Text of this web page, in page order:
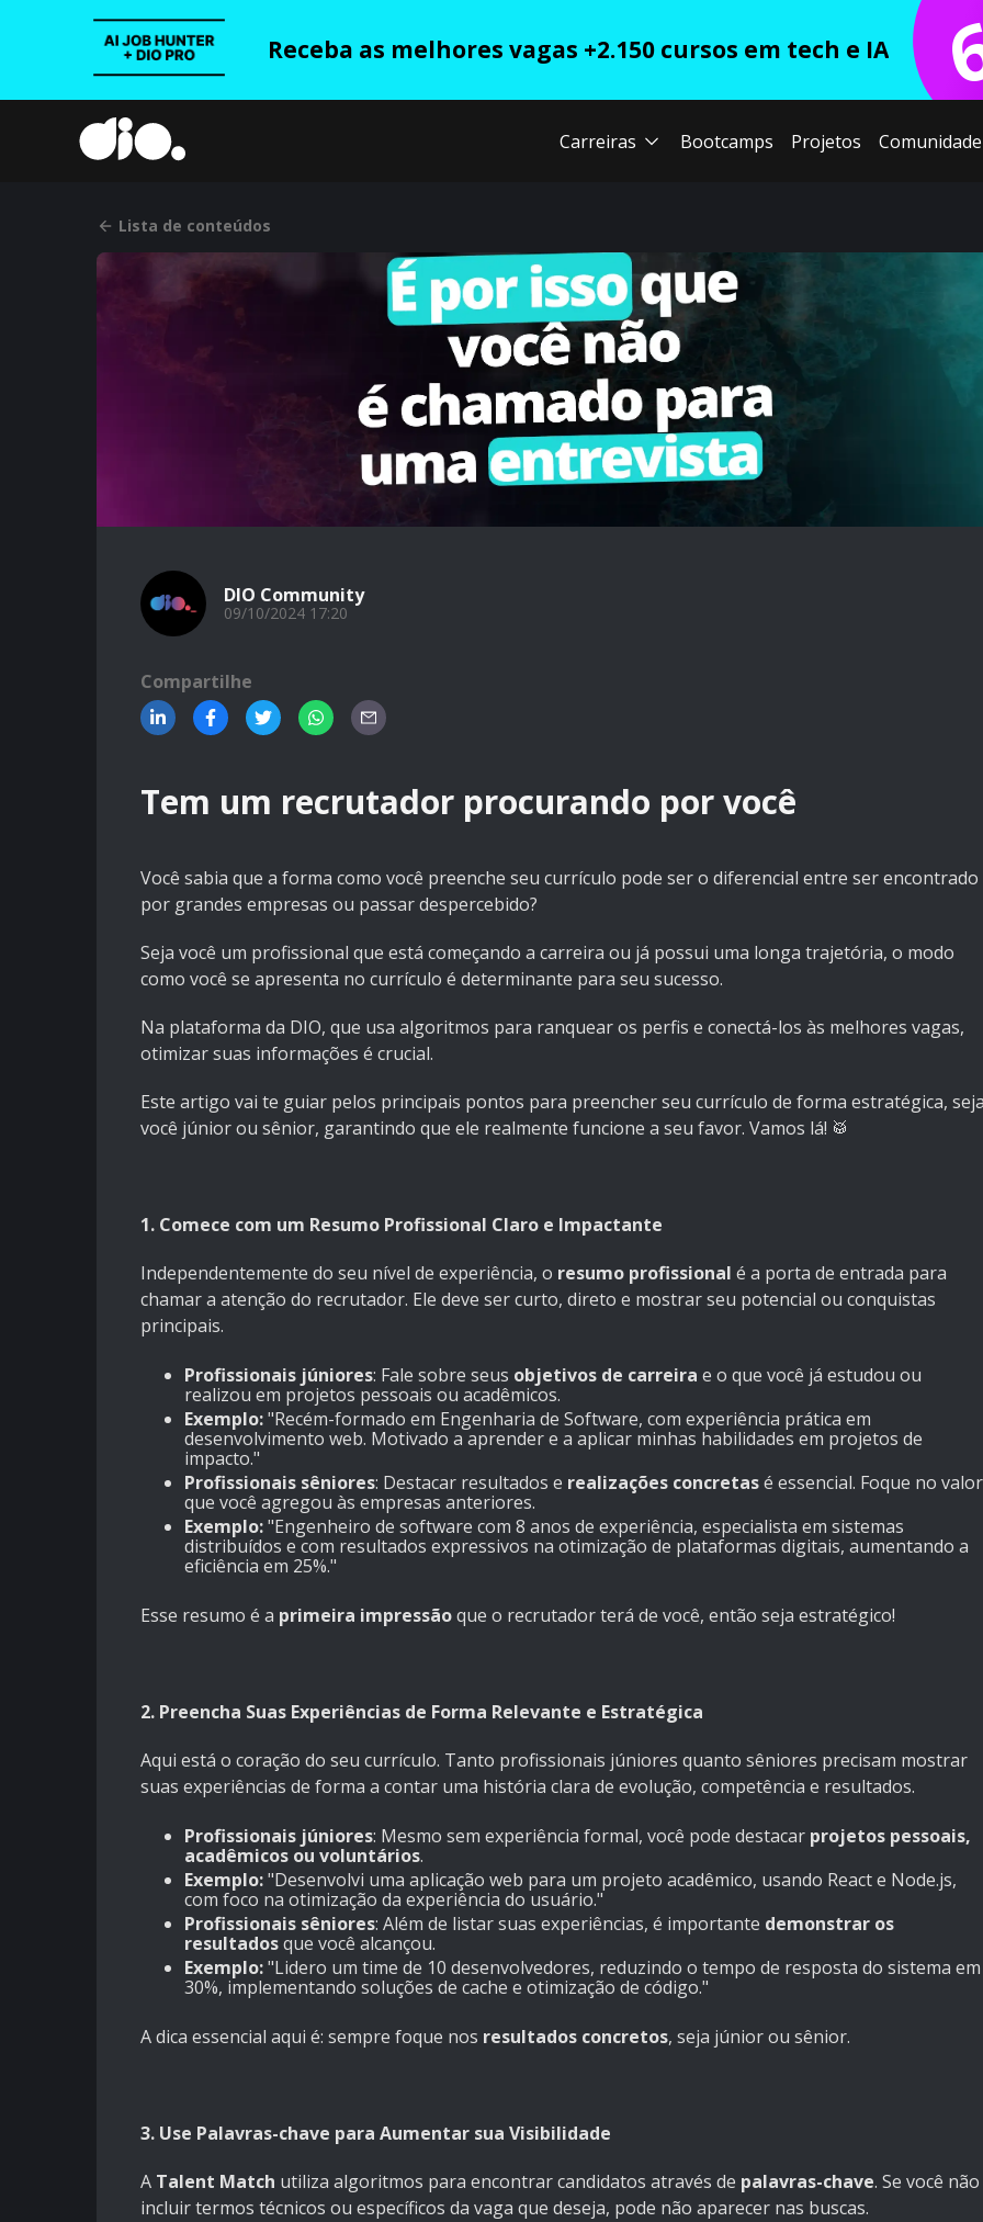
Receba as melhores vagas +2.150 cursos em tech e IA
Carreiras Bootcamps Projetos Comunidade
Lista de conteúdos
DIO Community
09/10/2024 17:20
Compartilhe
Tem um recrutador procurando por você
Você sabia que a forma como você preenche seu currículo pode ser o diferencial entre ser encontrado
por grandes empresas ou passar despercebido?
Seja você um profissional que está começando a carreira ou já possui uma longa trajetória, o modo
como você se apresenta no currículo é determinante para seu sucesso.
Na plataforma da DIO, que usa algoritmos para ranquear os perfis e conectá-los às melhores vagas,
otimizar suas informações é crucial.
Este artigo vai te guiar pelos principais pontos para preencher seu currículo de forma estratégica,
você júnior ou sênior, garantindo que ele realmente funcione a seu favor. Vamos lá! 🥁
1. Comece com um Resumo Profissional Claro e Impactante
Independentemente do seu nível de experiência, o resumo profissional é a porta de entrada para
chamar a atenção do recrutador. Ele deve ser curto, direto e mostrar seu potencial ou conquistas
principais.
Profissionais júniores: Fale sobre seus objetivos de carreira e o que você já estudou ou
realizou em projetos pessoais ou acadêmicos.
Exemplo:"Recém-formado em Engenharia de Software, com experiência prática em
desenvolvimento web. Motivado a aprender e a aplicar minhas habilidades em projetos de
impacto."
Profissionais sêniores: Destacar resultados e realizações concretasé essencial. Foque no valor
que você agregou às empresas anteriores.
Exemplo:"Engenheiro de software com 8 anos de experiência, especialista em sistemas
distribuídos e com resultados expressivos na otimização de plataformas digitais, aumentando a
eficiência em 25%."
Esse resumo é a primeira impressãoque o recrutador terá de você, então seja estratégico!
2. Preencha Suas Experiências de Forma Relevante e Estratégica
Aqui está o coração do seu currículo. Tanto profissionais júniores quanto sêniores precisam mostrar
suas experiências de forma a contar uma história clara de evolução, competência e resultados.
Profissionais júniores: Mesmo sem experiência formal, você pode destacar projetos pessoais,
acadêmicos ou voluntários.
Exemplo:"Desenvolvi uma aplicação web para um projeto acadêmico, usando React e Node.js,
com foco na otimização da experiência do usuário."
Profissionais sêniores: Além de listar suas experiências, é importante demonstrar os
resultadosque você alcançou.
Exemplo:"Lidero um time de 10 desenvolvedores, reduzindo o tempo de resposta do sistema em
30%, implementando soluções de cache e otimização de código."
A dica essencial aqui é: sempre foque nos resultados concretos, seja júnior ou sênior.
3. Use Palavras-chave para Aumentar sua Visibilidade
A Talent Match utiliza algoritmos para encontrar candidatos através de palavras-chave. Se você não
incluir termos técnicos ou específicos da vaga que deseja, pode não aparecer nas buscas.